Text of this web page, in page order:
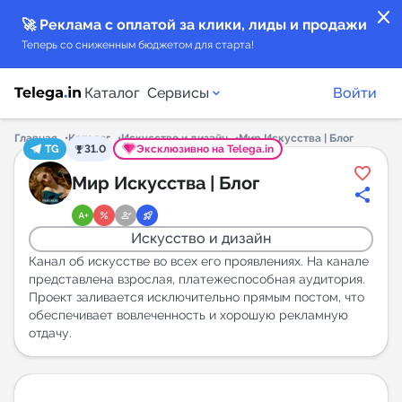
close
🚀 Реклама с оплатой за клики, лиды и продажи
Теперь со сниженным бюджетом для старта!
Каталог Сервисы
Каталог каналов
Каталог ботов
Горящие предложения
Индекс читаемости каналов в Telegram
New
Аналитика MAX каналов
Войти
Главная Каталог Искусство и дизайн
Мир Искусства | Блог
TG
31.0 Эксклюзивно на Telega.in
Мир Искусства | Блог
Искусство и дизайн
Канал об искусстве во всех его проявлениях. На канале
представлена взрослая, платежеспособная аудитория.
Проект заливается исключительно прямым постом, что
обеспечивает вовлеченность и хорошую рекламную
отдачу.